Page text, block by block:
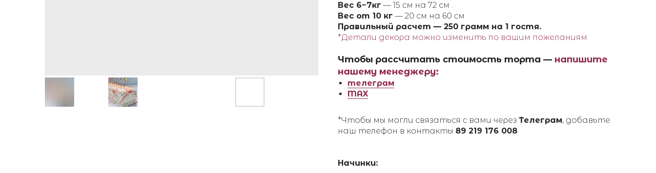
Вес 6−7кг — 15 см на 72 см .
Вес от 10 кг — 20 см на 60 см
Правильный расчет — 250 грамм на 1 гостя.
*Детали декора можно изменить по вашим пожеланиям
Чтобы рассчитать стоимость торта — напишите
нашему менеджеру:
телеграм
MAX
*Чтобы мы могли связаться с вами через Телеграм, добавьте
наш телефон в контакты 89 219 176 008
Начинки: